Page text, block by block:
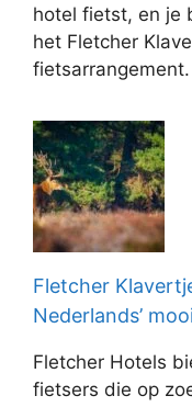
hotel fietst, en je
het Fletcher
Fletcher
Nederlands’
Fletcher Hotels
fietsers die op